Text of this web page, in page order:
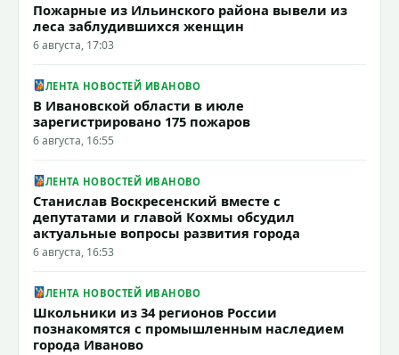
Пожарные из Ильинского района вывели из
леса заблудившихся женщин
6 августа, 17:03
ЛЕНТА НОВОСТЕЙ ИВАНОВО
В Ивановской области в июле
зарегистрировано 175 пожаров
6 августа, 16:55
ЛЕНТА НОВОСТЕЙ ИВАНОВО
Станислав Воскресенский вместе с
депутатами и главой Кохмы обсудил
актуальные вопросы развития города
6 августа, 16:53
ЛЕНТА НОВОСТЕЙ ИВАНОВО
Школьники из 34 регионов России
познакомятся с промышленным наследием
города Иваново